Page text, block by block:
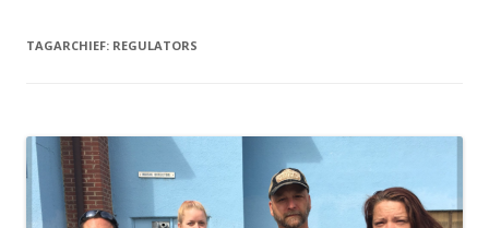
TAGARCHIEF: REGULATORS